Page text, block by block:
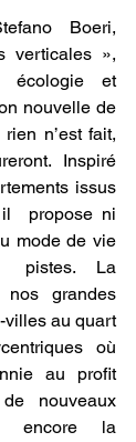
Boeri,
verticales »,
écologie et
nouvelle de
n’est fait,
Inspiré
issus
propose ni
mode de vie
pistes. La
grandes
villes au quart
où
au profit
nouveaux
encore la